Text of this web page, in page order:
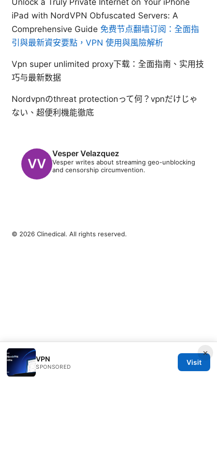
iPad with NordVPN Obfuscated Servers: A
Comprehensive Guide 免费节点翻墙订阅：全面指
引與最新資安要點，VPN 使用與風險解析
Vpn super unlimited proxy下载：全面指南、实用技
巧与最新数据
Nordvpnのthreat protectionって何？vpnだけじゃ
ない、超便利機能徹底
Vesper Velazquez
Vesper writes about streaming geo-unblocking
and censorship circumvention.
×
VPN
SPONSORED
Visit
© 2026 Clinedical. All rights reserved.